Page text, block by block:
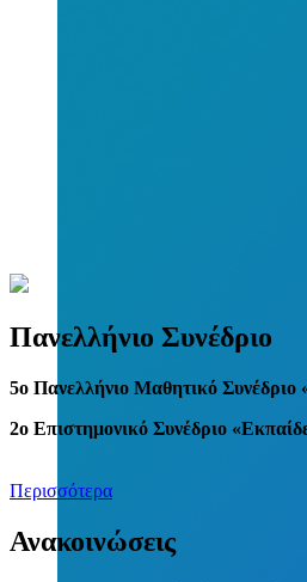
Πανελλήνιο Συνέδριο
5o Πανελλήνιο Μαθητικό Συνέδριο
2ο Επιστημονικό Συνέδριο
Περισσότερα
Ανακοινώσεις